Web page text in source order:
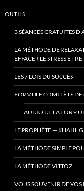
OUTILS
3 SÉANCES GRATUITES
LA MÉTHODE DE
EFFACER LE STRESS ET
LES 7 LOIS DU SUCCÈS
FORMULE COMPLÈTE DE
AUDIO DE LA
LE PROPHÈTE — KHALIL
LA MÉTHODE SIMPLE
LA MÉTHODE VITTOZ
VOUS SOUVENIR DE VOS